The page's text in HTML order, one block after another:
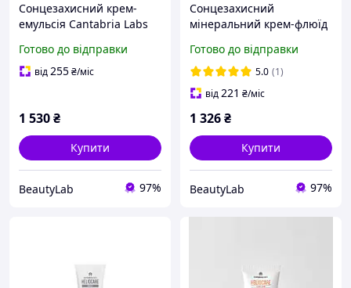
Сонцезахисний крем-
емульсія Cantabria Labs
SPF50+ 50 ml
Готово до відправки
від255₴/міс
1 530₴
Купити
BeautyLab 97%
Сонцезахисний
мінеральний крем-флюїд
Heliocare 360 Mineral
Tolerance Fluid Cantabria
Labs 50 мл
Готово до відправки
5.0 (1)
від221 ₴/міс
1 326₴
Купити
BeautyLab 97%